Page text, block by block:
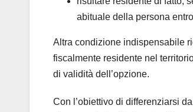
abituale della persona
Altra condizione indispensabile
fiscalmente residente nel
di validità dell’opzione.
Con l’obiettivo di differenziarsi